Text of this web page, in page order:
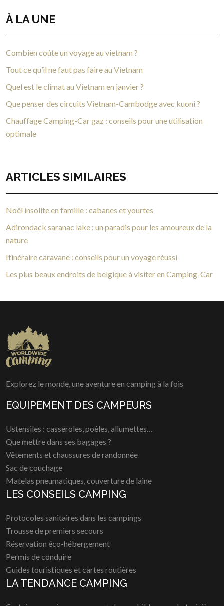
À LA UNE
Combien coûte un voyage au vietnam ?
Tout ce qu’il ne faut pas faire au Vietnam
Quel est le climat au Vietnam en janvier ?
Que penser des circuits Vietnam-Cambodge avec kuoni ?
Chauffage Camping-Car gaz : conseils pour une utilisation
optimale
ARTICLES SIMILAIRES
Noël insolite en famille : cabanes et yourtes
Adirondack saranac lake : un paradis pour les amoureux de la
nature
Itinéraire caravane : conseils pour un voyage réussi
Les plus beaux endroits de belgique à visiter en Camping-Car
Explorez le monde, une aventure en camping à la fois
EQUIPEMENT DES CAMPEURS
Ustensiles : casseroles, poêles, allumettes…
Que mettre dans ses bagages ?
Vêtements et chaussures de randonnée
Sac de couchage
Matelas pneumatiques, couverture de laine
LES CONSEILS CAMPING
Protocoles sanitaires dans les campings
Trousse de premiers secours
Réservation éco-hébergement
Permis de conduire
Guides touristiques et cartes routières
LA TENDANCE CAMPING